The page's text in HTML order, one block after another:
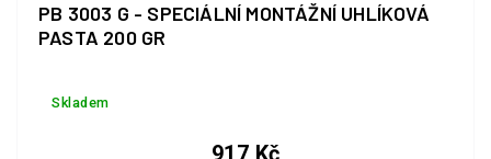
PB 3003 G - SPECIÁLNÍ MONTÁŽNÍ UHLÍKOVÁ
PASTA 200 GR
Skladem
917 Kč